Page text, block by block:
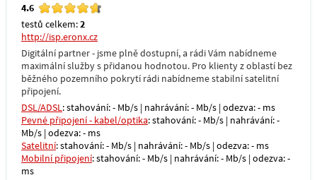
4.6
testů celkem:2
http://isp.eronx.cz
Digitální partner - jsme plně dostupní, a rádi Vám nabídneme
maximální služby s přidanou hodnotou. Pro klienty z oblastí bez
běžného pozemního pokrytí rádi nabídneme stabilní satelitní
připojení.
DSL/ADSL: stahování: - Mb/s | nahrávání: - Mb/s | odezva: - ms
Pevné připojení - kabel/optika: stahování: - Mb/s | nahrávání: -
Mb/s | odezva: - ms
Satelitní: stahování: - Mb/s | nahrávání: - Mb/s | odezva: - ms
Mobilní připojení: stahování: - Mb/s | nahrávání: - Mb/s | odezva: -
ms